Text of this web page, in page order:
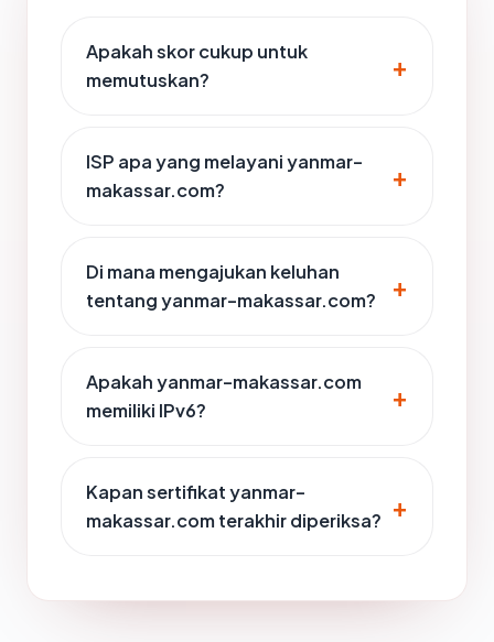
Apakah skor cukup untuk
memutuskan?
ISP apa yang melayani yanmar-
makassar.com?
Di mana mengajukan keluhan
tentang yanmar-makassar.com?
Apakah yanmar-makassar.com
memiliki IPv6?
Kapan sertifikat yanmar-
makassar.com terakhir diperiksa?